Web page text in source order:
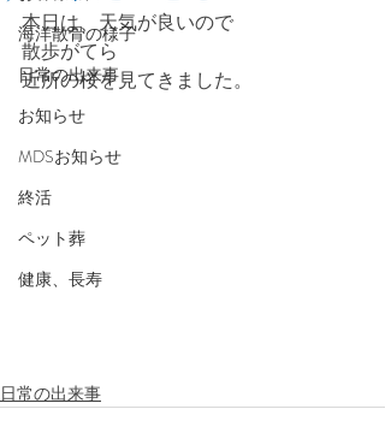
海洋散骨の様子
日常の出来事
お知らせ
MDSお知らせ
終活
ペット葬
健康、長寿
本日は、天気が良いので
散歩がてら
近所の桜を見てきました。
日常の出来事